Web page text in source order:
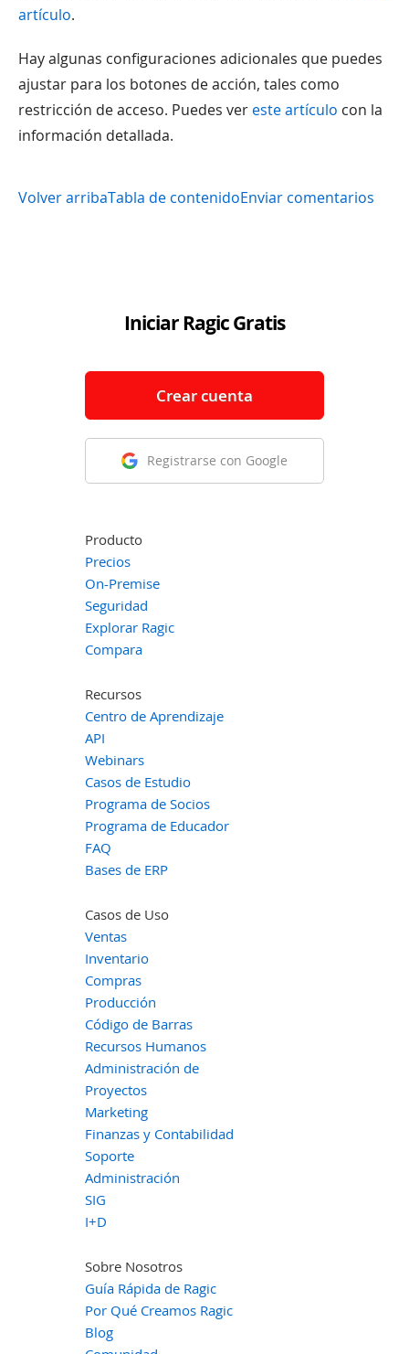
artículo.
Hay algunas configuraciones adicionales que puedes
ajustar para los botones de acción, tales como
restricción de acceso. Puedes ver este artículo con la
información detallada.
Volver arribaTabla de contenidoEnviar comentarios
Iniciar Ragic Gratis
Crear cuenta
Registrarse con Google
Producto
Precios
On-Premise
Seguridad
Explorar Ragic
Compara
Recursos
Centro de Aprendizaje
API
Webinars
Casos de Estudio
Programa de Socios
Programa de Educador
FAQ
Bases de ERP
Casos de Uso
Ventas
Inventario
Compras
Producción
Código de Barras
Recursos Humanos
Administración de
Proyectos
Marketing
Finanzas y Contabilidad
Soporte
Administración
SIG
I+D
Sobre Nosotros
Guía Rápida de Ragic
Por Qué Creamos Ragic
Blog